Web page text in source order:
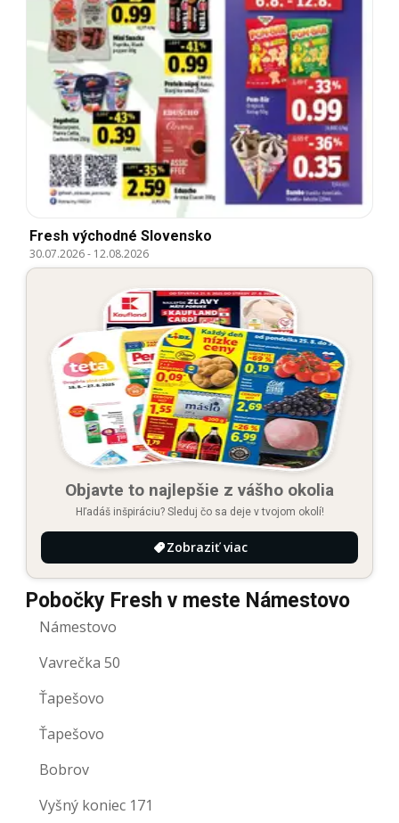
Fresh východné Slovensko
30.07.2026- 12.08.2026
Objavte to najlepšie z vášho okolia
Hľadáš inšpiráciu? Sleduj čo sa deje v tvojom okolí!
Zobraziť viac
Pobočky Fresh v meste Námestovo
Námestovo
Vavrečka 50
Ťapešovo
Ťapešovo
Bobrov
Vyšný koniec 171